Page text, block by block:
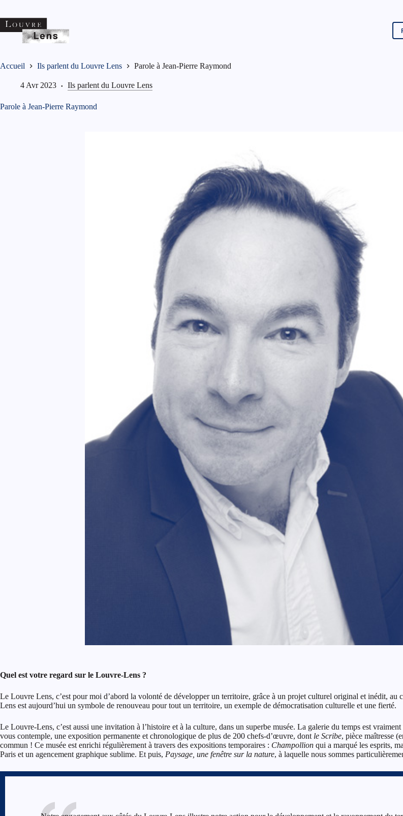
contenu
Accueil Ils parlent du Louvre Lens Parole à Jean-Pierre Raymond
4 Avr 2023 Ils parlent du Louvre Lens
Parole à Jean-Pierre Raymond
Quel est votre regard sur le Louvre-Lens ?
Le Louvre Lens, c’est pour moi d’abord la volonté de développer un territoire, grâce à un projet culturel original et inédit,
Lens est aujourd’hui un symbole de renouveau pour tout un territoire, un exemple de démocratisation culturelle et une fierté.
Le Louvre-Lens, c’est aussi une invitation à l’histoire et à la culture, dans un superbe musée. La galerie du temps est
vous contemple, une exposition permanente et chronologique de plus de 200 chefs-d’œuvre, dont le Scribe, pièce maîtresse
commun ! Ce musée est enrichi régulièrement à travers des expositions temporaires : Champollion qui a marqué les esprits,
Paris et un agencement graphique sublime. Et puis, Paysage, une fenêtre sur la nature, à laquelle nous sommes